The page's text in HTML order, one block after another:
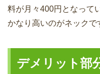
料が月々400円となって
かなり高いのがネックで
デメリット部